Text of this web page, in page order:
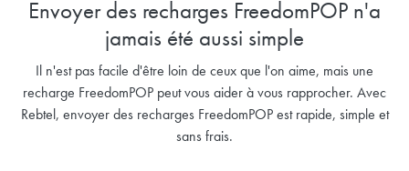
Envoyer des recharges FreedomPOP n'a
jamais été aussi simple
Il n'est pas facile d'être loin de ceux que l'on aime, mais une
recharge FreedomPOP peut vous aider à vous rapprocher. Avec
Rebtel, envoyer des recharges FreedomPOP est rapide, simple et
sans frais.